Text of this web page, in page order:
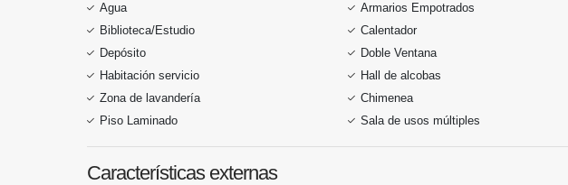
Agua Armarios Empotrados
Biblioteca/Estudio
Calentador
Depósito
Doble Ventana
Habitación servicio
Hall de alcobas
Zona de lavandería
Chimenea
Piso Laminado
Sala de usos múltiples
Características externas